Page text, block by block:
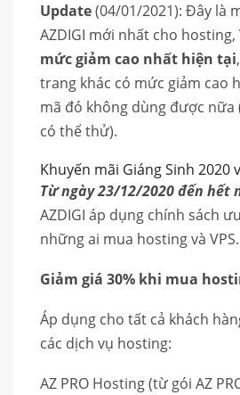
Update(04/01/2021): Đây là
AZDIGI mới nhất cho hosting,
mức giảm cao nhất hiện tại
trang khác có mức giảm cao
mã đó không dùng được
có thể thử).
Khuyến mãi Giáng Sinh 2020
Từ ngày 23/12/2020 đến hết
AZDIGI áp dụng chính sách
những ai mua hosting và
Giảm giá 30% khi mua
Áp dụng cho tất cả khách
các dịch vụ hosting:
AZ PRO Hosting (từ gói AZ